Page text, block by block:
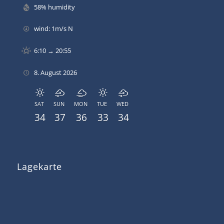
58% humidity
wind: 1m/s N
6:10 → 20:55
8. August 2026
SAT
34
SUN
37
MON
36
TUE
33
WED
34
Lagekarte